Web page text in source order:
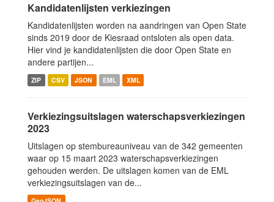
Kandidatenlijsten verkiezingen
Kandidatenlijsten worden na aandringen van Open State
sinds 2019 door de Kiesraad ontsloten als open data.
Hier vind je kandidatenlijsten die door Open State en
andere partijen...
ZIP CSV JSON EML XML
Verkiezingsuitslagen waterschapsverkiezingen
2023
Uitslagen op stembureauniveau van de 342 gemeenten
waar op 15 maart 2023 waterschapsverkiezingen
gehouden werden. De uitslagen komen van de EML
verkiezingsuitslagen van de...